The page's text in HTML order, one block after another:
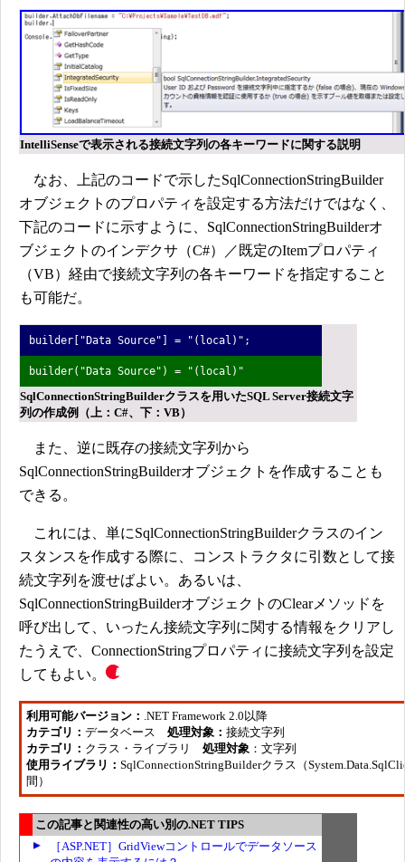
IntelliSenseで表示される接続文字列の各キーワードに関する説明
なお、上記のコードで示したSqlConnectionStringBuilder
オブジェクトのプロパティを設定する方法だけではなく、
下記のコードに示すように、SqlConnectionStringBuilderオ
ブジェクトのインデクサ（C#）／既定のItemプロパティ
（VB）経由で接続文字列の各キーワードを指定すること
も可能だ。
builder["Data Source"] = "(local)";
builder("Data Source") = "(local)"
SqlConnectionStringBuilderクラスを用いたSQL Server接続文字
列の作成例（上：C#、下：VB）
また、逆に既存の接続文字列から
SqlConnectionStringBuilderオブジェクトを作成することも
できる。
これには、単にSqlConnectionStringBuilderクラスのイン
スタンスを作成する際に、コンストラクタに引数として接
続文字列を渡せばよい。あるいは、
SqlConnectionStringBuilderオブジェクトのClearメソッドを
呼び出して、いったん接続文字列に関する情報をクリアし
たうえで、ConnectionStringプロパティに接続文字列を設定
してもよい。
利用可能バージョン： .NET Framework 2.0以降
カテゴリ： データベース 処理対象： 接続文字列
カテゴリ： クラス・ライブラリ 処理対象 ：文字列
使用ライブラリ： SqlConnectionStringBuilderクラス（
間）
この記事と関連性の高い別の.NET TIPS
［ASP.NET］GridViewコントロールでデータソース